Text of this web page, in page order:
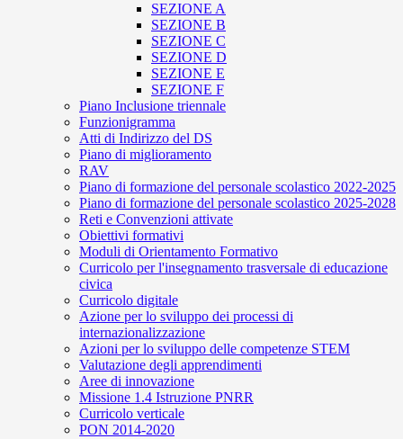
SEZIONE A
SEZIONE B
SEZIONE C
SEZIONE D
SEZIONE E
SEZIONE F
Piano Inclusione triennale
Funzionigramma
Atti di Indirizzo del DS
Piano di miglioramento
RAV
Piano di formazione del personale scolastico 2022-2025
Piano di formazione del personale scolastico 2025-2028
Reti e Convenzioni attivate
Obiettivi formativi
Moduli di Orientamento Formativo
Curricolo per l'insegnamento trasversale di educazione
civica
Curricolo digitale
Azione per lo sviluppo dei processi di
internazionalizzazione
Azioni per lo sviluppo delle competenze STEM
Valutazione degli apprendimenti
Aree di innovazione
Missione 1.4 Istruzione PNRR
Curricolo verticale
PON 2014-2020